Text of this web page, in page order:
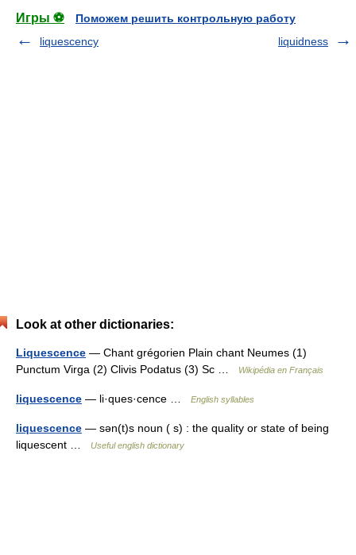
Игры ⚽
Поможем решить контрольную работу
liquescency
liquidness
Look at other dictionaries:
Liquescence — Chant grégorien Plain chant Neumes (1)
Punctum Virga (2) Clivis Podatus (3) Sc …
Wikipédia en Français
liquescence — li·ques·cence … English syllables
liquescence — sən(t)s noun ( s) : the quality or state of being
liquescent …
Useful english dictionary